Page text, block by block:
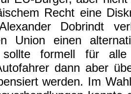
Recht eine
Dobrindt
Union einen
sollte formell für
dann aber
werden. Im